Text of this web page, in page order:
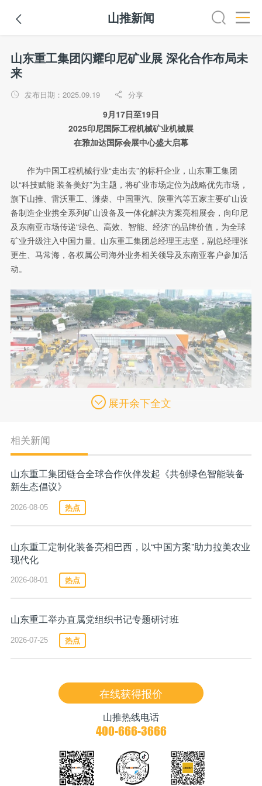
 山推新闻
山东重工集团闪耀印尼矿业展 深化合作布局未
来
 发布日期：2025.09.19  分享
9月17日至19日
2025印尼国际工程机械矿业机械展
在雅加达国际会展中心盛大启幕
作为中国工程机械行业“走出去”的标杆企业，山东重工集团
以“科技赋能 装备美好”为主题，将矿业市场定位为战略优先市场，
旗下山推、雷沃重工、潍柴、中国重汽、陕重汽等五家主要矿山设
备制造企业携全系列矿山设备及一体化解决方案亮相展会，向印尼
及东南亚市场传递“绿色、高效、智能、经济”的品牌价值，为全球
矿业升级注入中国力量。山东重工集团总经理王志坚，副总经理张
更生、马常海，各权属公司海外业务相关领导及东南亚客户参加活
动。
在集中交付仪式上，一批涵盖燃油动力、工程机械、矿用车辆
户提升生产效率，增强在印尼矿业领域的产品竞争力。
展开余下全文
相关新闻
山东重工集团链合全球合作伙伴发起《共创绿色智能装备
新生态倡议》
2026-08-05 热点
山东重工定制化装备亮相巴西，以“中国方案”助力拉美农业
现代化
2026-08-01 热点
山东重工举办直属党组织书记专题研讨班
2026-07-25 热点
在线获得报价
山推热线电话
400-666-3666